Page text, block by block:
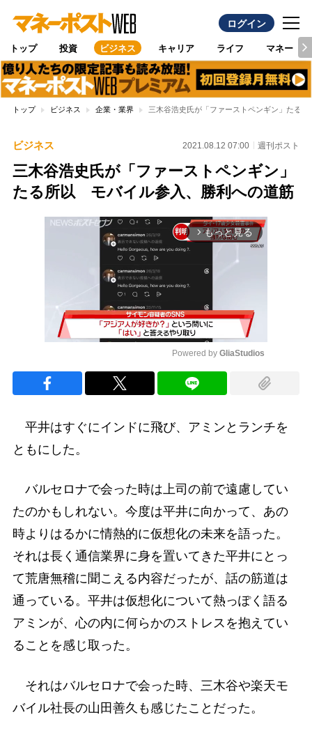
ログイン
トップ 投資 ビジネス キャリア ライフ マネー
トップ ビジネス 企業・業界 三木谷浩史氏が「ファーストペンギン」たる
ビジネス 2021.08.12 07:00 週刊ポスト
三木谷浩史氏が「ファーストペンギン」
たる所以 モバイル参入、勝利への道筋
arrow_forward_ios もっと見る
Powered by GliaStudios
平井はすぐにインドに飛び、アミンとランチを
ともにした。
バルセロナで会った時は上司の前で遠慮してい
たのかもしれない。今度は平井に向かって、あの
時よりはるかに情熱的に仮想化の未来を語った。
それは長く通信業界に身を置いてきた平井にとっ
て荒唐無稽に聞こえる内容だったが、話の筋道は
通っている。平井は仮想化について熱っぽく語る
アミンが、心の内に何らかのストレスを抱えてい
ることを感じ取った。
それはバルセロナで会った時、三木谷や楽天モ
バイル社長の山田善久も感じたことだった。